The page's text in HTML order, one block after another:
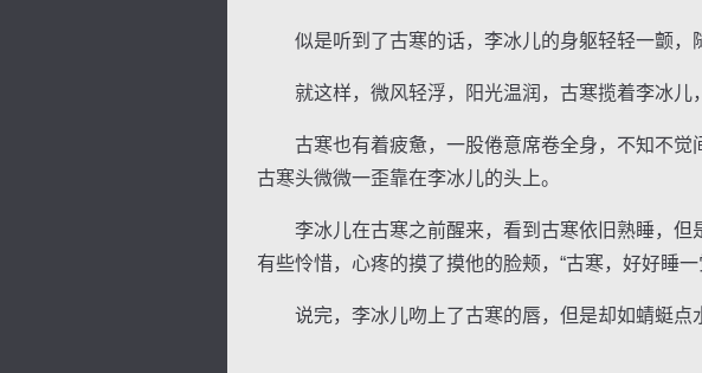
似是听到了古寒的话，李冰儿的身躯轻轻一颤，随
就这样，微风轻浮，阳光温润，古寒揽着李冰儿
古寒也有着疲惫，一股倦意席卷全身，不知不觉
古寒头微微一歪靠在李冰儿的头上。
李冰儿在古寒之前醒来，看到古寒依旧熟睡，但
有些怜惜，心疼的摸了摸他的脸颊，“古寒，好好睡
说完，李冰儿吻上了古寒的唇，但是却如蜻蜓点